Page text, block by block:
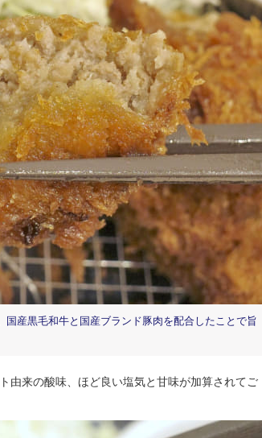
産黒毛和牛と国産ブランド豚肉を配合したことで旨
由来の酸味、ほど良い塩気と甘味が加算されてご